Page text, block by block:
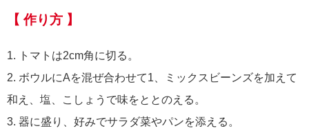
【 作り方 】
1. トマトは2cm角に切る。
2. ボウルにAを混ぜ合わせて1、ミックスビーンズを加えて
和え、塩、こしょうで味をととのえる。
3. 器に盛り、好みでサラダ菜やパンを添える。